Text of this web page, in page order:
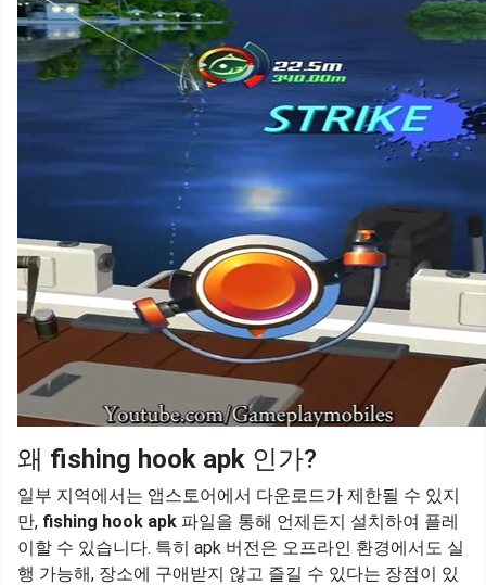
왜 fishing hook apk 인가?
일부 지역에서는 앱스토어에서 다운로드가 제한될 수 있지
만, fishing hook apk 파일을 통해 언제든지 설치하여 플레
이할 수 있습니다. 특히 apk 버전은 오프라인 환경에서도 실
행 가능해, 장소에 구애받지 않고 즐길 수 있다는 장점이 있